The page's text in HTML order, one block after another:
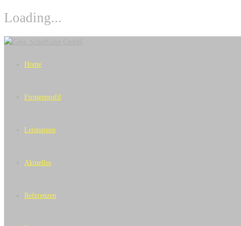
Loading...
Skip
Home
Firmenprofil
Leistungen
Aktuelles
Referenzen